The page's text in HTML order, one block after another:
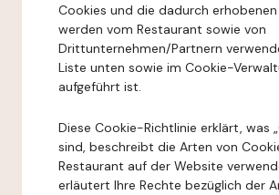
Cookies und die dadurch
werden vom Restaurant sowie von
Drittunternehmen/Partnern
Liste unten sowie im Cookie-
aufgeführt ist.
Diese Cookie-Richtlinie erklärt, was
sind, beschreibt die Arten von
Restaurant auf der Website
erläutert Ihre Rechte bezüglich der